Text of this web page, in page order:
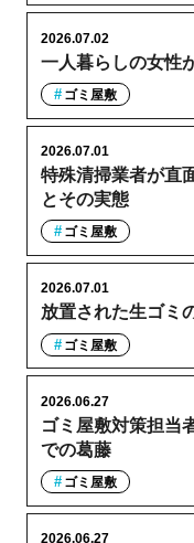
一人暮らしの女性
2026.07.02
ゴミ屋敷
特殊清掃業者が直
とその実態
2026.07.01
ゴミ屋敷
放置された生ゴミ
2026.07.01
ゴミ屋敷
ゴミ屋敷対策担当
での葛藤
2026.06.27
ゴミ屋敷
2026.06.27